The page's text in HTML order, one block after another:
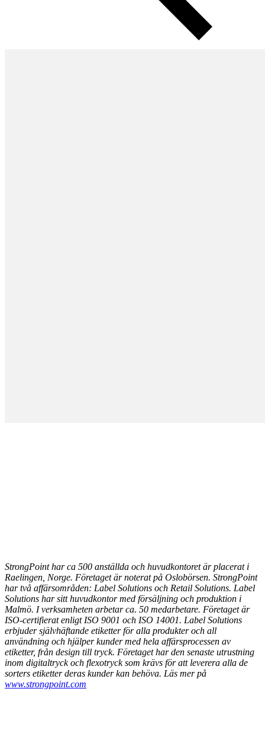
StrongPoint har ca 500 anställda och huvudkontoret är placerat i
Raelingen, Norge. Företaget är noterat på Oslobörsen. StrongPoint
har två affärsområden: Label Solutions och Retail Solutions. Label
Solutions har sitt huvudkontor med försäljning och produktion i
Malmö. I verksamheten arbetar ca. 50 medarbetare. Företaget är
ISO-certifierat enligt ISO 9001 och ISO 14001. Label Solutions
erbjuder självhäftande etiketter för alla produkter och all
användning och hjälper kunder med hela affärsprocessen av
etiketter, från design till tryck. Företaget har den senaste utrustning
inom digitaltryck och flexotryck som krävs för att leverera alla de
sorters etiketter deras kunder kan behöva. Läs mer på
www.strongpoint.com